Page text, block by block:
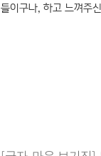
들이구나, 하고 느껴주